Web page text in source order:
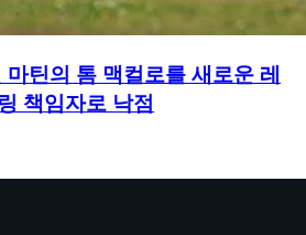
틴의 톰 맥컬로를 새로운 레
책임자로 낙점